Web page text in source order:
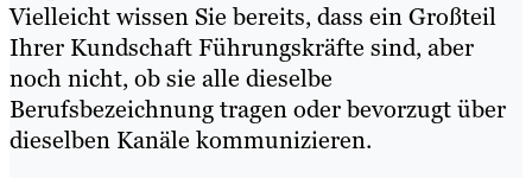
Vielleicht wissen Sie bereits, dass ein Großteil
Ihrer Kundschaft Führungskräfte sind, aber
noch nicht, ob sie alle dieselbe
Berufsbezeichnung tragen oder bevorzugt über
dieselben Kanäle kommunizieren.